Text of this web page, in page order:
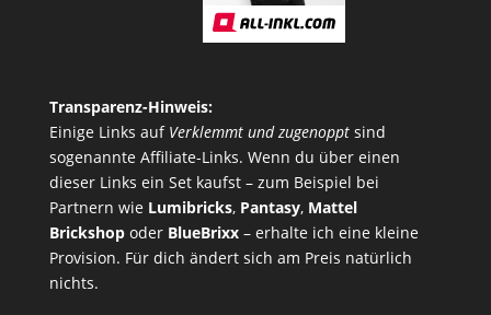
Transparenz-Hinweis:
Einige Links auf Verklemmt und zugenopptsind
sogenannte Affiliate-Links. Wenn du über einen
dieser Links ein Set kaufst – zum Beispiel bei
Partnern wie Lumibricks, Pantasy, Mattel
Brickshopoder BlueBrixx– erhalte ich eine kleine
Provision. Für dich ändert sich am Preis natürlich
nichts.